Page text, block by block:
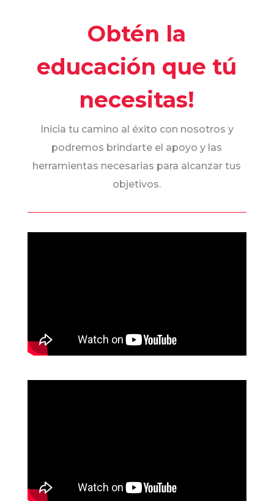
Obtén la
educación que tú
necesitas!
Inicia tu camino al éxito con nosotros y
podremos brindarte el apoyo y las
herramientas necesarias para alcanzar tus
objetivos.